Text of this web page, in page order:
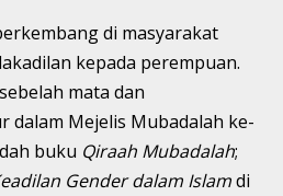
di masyarakat
kepada perempuan.
mata dan
dalam Mejelis Mubadalah ke-
buku Qiraah Mubadalah;
Gender dalam Islamdi